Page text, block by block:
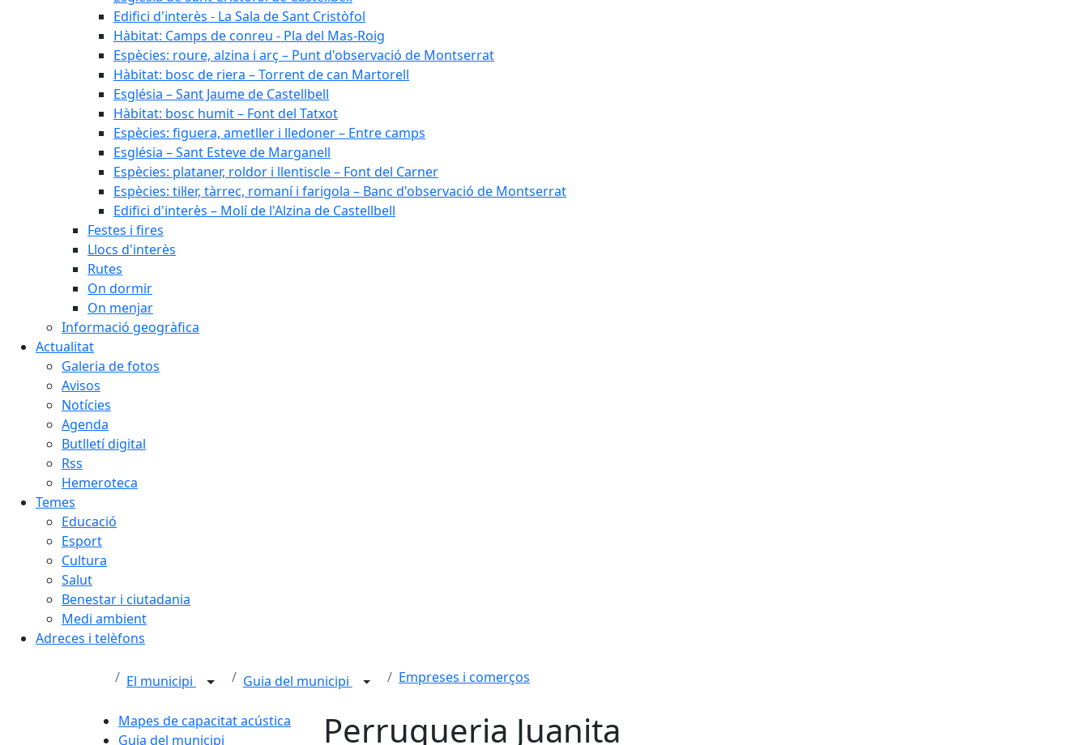
Edifici d'interès - La Sala de Sant Cristòfol
Hàbitat: Camps de conreu - Pla del Mas-Roig
Espècies: roure, alzina i arç – Punt d'observació de Montserrat
Hàbitat: bosc de riera – Torrent de can Martorell
Església – Sant Jaume de Castellbell
Hàbitat: bosc humit – Font del Tatxot
Espècies: figuera, ametller i lledoner – Entre camps
Església – Sant Esteve de Marganell
Espècies: plataner, roldor i llentiscle – Font del Carner
Espècies: til·ler, tàrrec, romaní i farigola – Banc d'observació de Montserrat
Edifici d'interès – Molí de l'Alzina de Castellbell
Festes i fires
Llocs d'interès
Rutes
On dormir
On menjar
Informació geogràfica
Actualitat
Galeria de fotos
Avisos
Notícies
Agenda
Butlletí digital
Rss
Hemeroteca
Temes
Educació
Esport
Cultura
Salut
Benestar i ciutadania
Medi ambient
Adreces i telèfons
El municipi Guia del municipi Empreses i comerços
Mapes de capacitat acústica
Guia del municipi
Perruqueria Juanita